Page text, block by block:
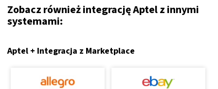
Zobacz również integrację Aptel z innymi
systemami:
Aptel + Integracja z Marketplace